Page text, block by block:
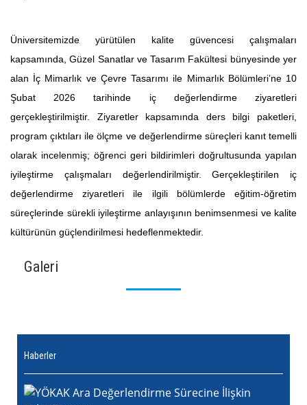
Üniversitemizde yürütülen kalite güvencesi çalışmaları
kapsamında, Güzel Sanatlar ve Tasarım Fakültesi bünyesinde yer
alan İç Mimarlık ve Çevre Tasarımı ile Mimarlık Bölümleri’ne 10
Şubat 2026 tarihinde iç değerlendirme ziyaretleri
gerçekleştirilmiştir. Ziyaretler kapsamında ders bilgi paketleri,
program çıktıları ile ölçme ve değerlendirme süreçleri kanıt temelli
olarak incelenmiş; öğrenci geri bildirimleri doğrultusunda yapılan
iyileştirme çalışmaları değerlendirilmiştir. Gerçekleştirilen iç
değerlendirme ziyaretleri ile ilgili bölümlerde eğitim-öğretim
süreçlerinde sürekli iyileştirme anlayışının benimsenmesi ve kalite
kültürünün güçlendirilmesi hedeflenmektedir.
Galeri
Haberler